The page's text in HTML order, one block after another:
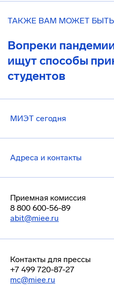
ТАКЖЕ ВАМ МОЖЕТ
Вопреки
ищут способы
студентов
МИЭТ сегодня
Адреса и контакты
Приемная комиссия
8 800 600-56-89
abit@miee.ru
Контакты для прессы
+7 499 720-87-27
mc@miee.ru